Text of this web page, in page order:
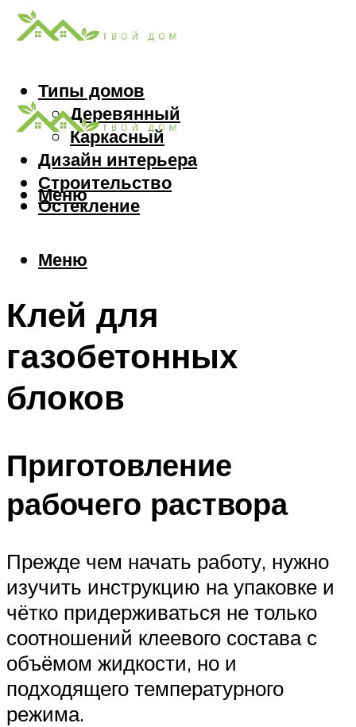
Типы домов
Деревянный
Каркасный
Дизайн интерьера
Строительство
Остекление
Меню
Меню
Клей для
газобетонных
блоков
Приготовление
рабочего раствора
Прежде чем начать работу, нужно
изучить инструкцию на упаковке и
чётко придерживаться не только
соотношений клеевого состава с
объёмом жидкости, но и
подходящего температурного
режима.